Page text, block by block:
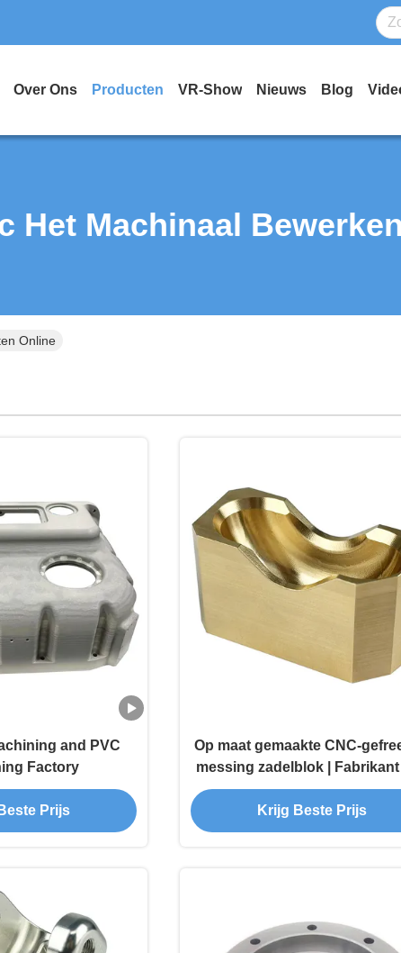
Over Ons Producten VR-Show Nieuws Blog
Het Machinaal Bewerken
Online
and PVC
Factory
Prijs
Op maat gemaakte CNC-
messing zadelblok | Fabrikant
precisie-assteunblokken
Krijg Beste Prijs